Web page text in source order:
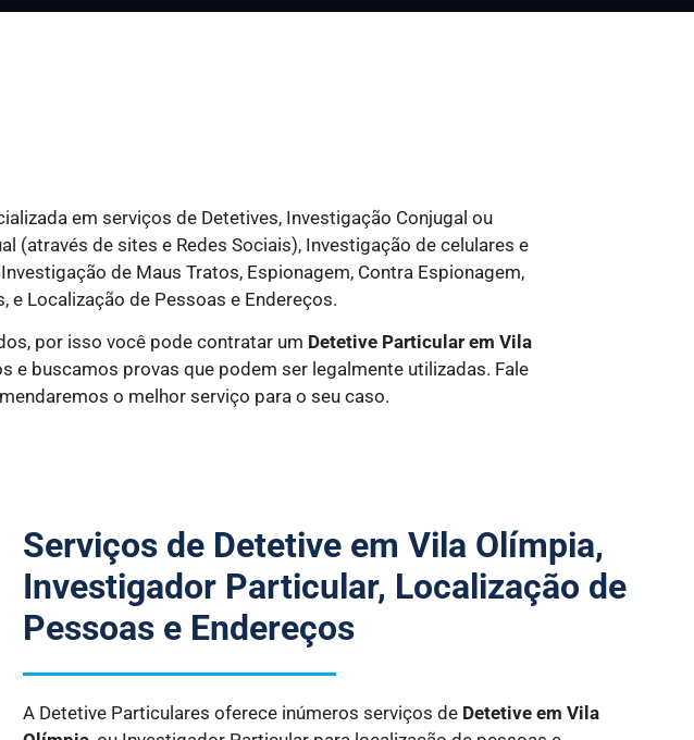
em serviços de Detetives, Investigação Conjugal ou
(através de sites e Redes Sociais), Investigação de celulares e
de Maus Tratos, Espionagem, Contra Espionagem,
e Localização de Pessoas e Endereços.
por isso você pode contratar um Detetive Particular em Vila
buscamos provas que podem ser legalmente utilizadas. Fale
o melhor serviço para o seu caso.
Serviços de Detetive em Vila Olímpia,
Investigador Particular, Localização de
Pessoas e Endereços
A Detetive Particulares oferece inúmeros serviços de Detetiveem Vila